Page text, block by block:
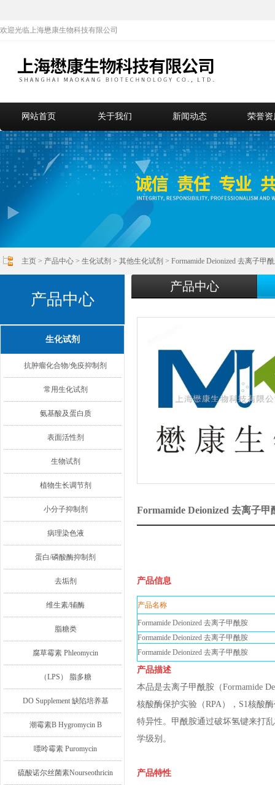
欢迎光临上海懋康生物科技有限公司
网站首页 关于我们 新闻动态 荣誉资
主页 > 产品中心 > 生化试剂 > 其他生化试剂 > Formamide Deionized 去离子甲
产品中心
生化试剂
抗肿瘤化合物/免疫抑制剂
常用生化试剂
氨基酸及蛋白质
表面活性剂
生物试剂
植物生长调节剂
小分子抑制剂
病理染色液
蛋白/磷酸酶抑制剂
去垢剂
维生素/辅酶
脂糖类
腐草霉素 Phleomycin
（LPS） 脂多糖
DO Supplement 缺陷培养基
潮霉素B Hygromycin B
嘌呤霉素 Puromycin
硫酸诺尔丝菌素Nourseothricin
产品中心
Formamide Deionized 去离子
产品信息
产品名称
Formamide Deionized 去离子甲酰胺
Formamide Deionized 去离子甲酰胺
Formamide Deionized 去离子甲酰胺
产品描述
本品是去离子甲酰胺（Formamide
核酸酶保护实验（RPA），S1核酸
特异性。甲酰胺通过破坏氢键来打
学级别。
产品特性